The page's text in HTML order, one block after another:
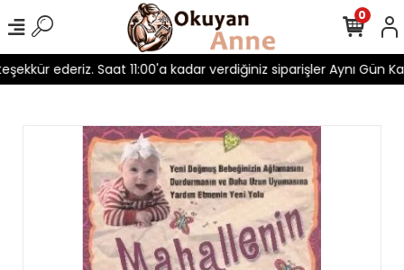
ederiz. Saat 11:00'a kadar verdiğiniz siparişler Aynı Gün
0